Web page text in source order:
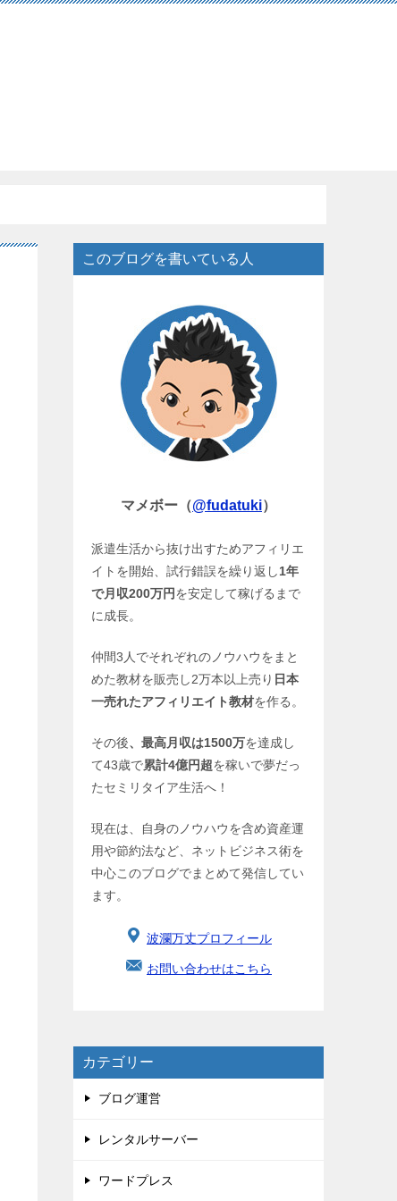
このブログを書いている人
マメボー（@fudatuki）
派遣生活から抜け出すためアフィリエ
イトを開始、試行錯誤を繰り返し1年
で月収200万円を安定して稼げるまで
に成長。
仲間3人でそれぞれのノウハウをまと
めた教材を販売し2万本以上売り 日本
一売れたアフィリエイト教材を作る。
その後、最高月収は1500万を達成し
て43歳で累計4億円超を稼いで夢だっ
たセミリタイア生活へ！
現在は、自身のノウハウを含め資産運
用や節約法など、ネットビジネス術を
中心このブログでまとめて発信してい
ます。
波瀾万丈プロフィール
お問い合わせはこちら
カテゴリー
ブログ運営
レンタルサーバー
ワードプレス